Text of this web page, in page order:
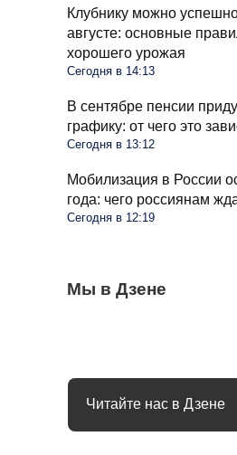
Клубнику можно
августе: основные
хорошего урожая
Сегодня в 14:13
В сентябре пенсии
графику: от чего это
Сегодня в 13:12
Мобилизация в России
года: чего россиянам
Сегодня в 12:19
Мы в Дзене
Весь виноград
выкинуть ягоды: как
Помидоры станут слаще и
Спасаем огород от
Читайте нас в Дзене